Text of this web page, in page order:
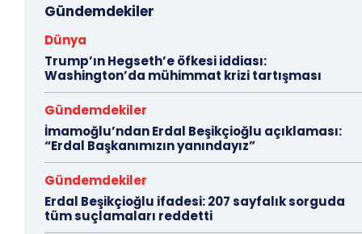
Gündemdekiler
Dünya
Trump’ın Hegseth’e öfkesi iddiası:
Washington’da mühimmat krizi tartışması
Gündemdekiler
İmamoğlu’ndan Erdal Beşikçioğlu açıklaması:
“Erdal Başkanımızın yanındayız”
Gündemdekiler
Erdal Beşikçioğlu ifadesi: 207 sayfalık sorguda
tüm suçlamaları reddetti